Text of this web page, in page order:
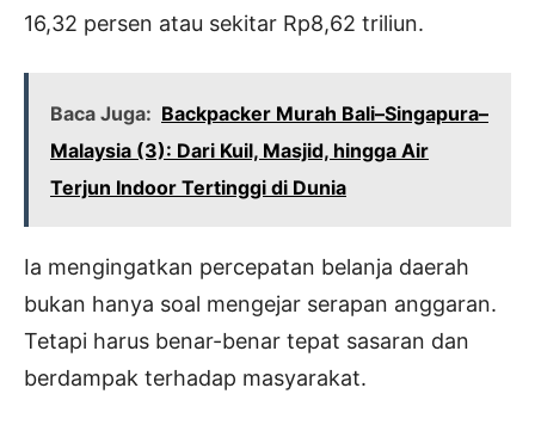
16,32 persen atau sekitar Rp8,62 triliun.
Baca Juga: Backpacker Murah Bali–Singapura–
Malaysia (3): Dari Kuil, Masjid, hingga Air
Terjun Indoor Tertinggi di Dunia
Ia mengingatkan percepatan belanja daerah
bukan hanya soal mengejar serapan anggaran.
Tetapi harus benar-benar tepat sasaran dan
berdampak terhadap masyarakat.